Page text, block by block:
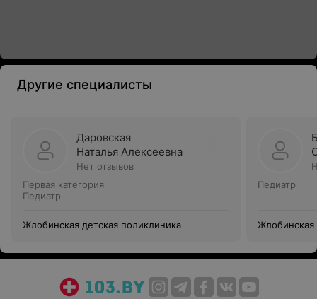
Другие специалисты
Даровская
Наталья Алексеевна
Нет отзывов
Первая категория
Педиатр
Жлобинская детская поликлиника
Педиатр
Жлобинская